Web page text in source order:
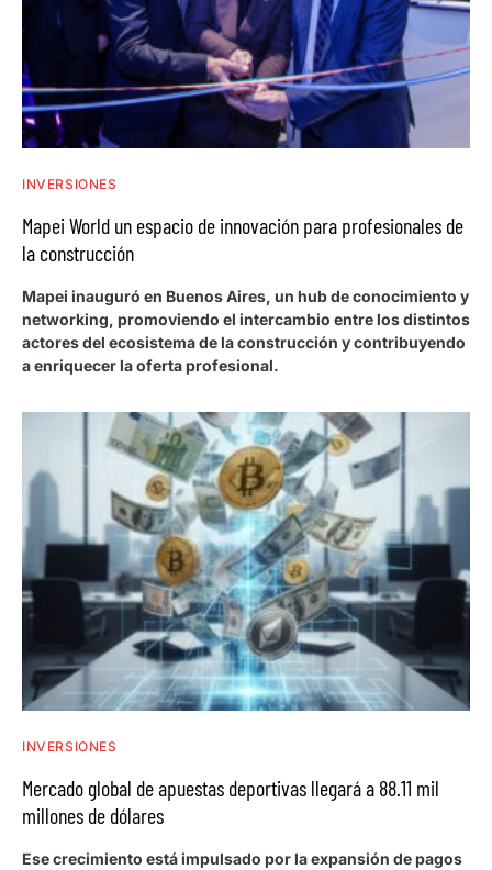
INVERSIONES
Mapei World un espacio de innovación para profesionales de
la construcción
Mapei inauguró en Buenos Aires, un hub de conocimiento y
networking, promoviendo el intercambio entre los distintos
actores del ecosistema de la construcción y contribuyendo
a enriquecer la oferta profesional.
INVERSIONES
Mercado global de apuestas deportivas llegará a 88.11 mil
millones de dólares
Ese crecimiento está impulsado por la expansión de pagos